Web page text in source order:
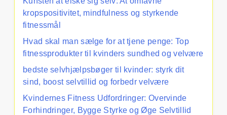
kropspositivitet, mindfulness og styrkende
fitnessmål
Hvad skal man sælge for at tjene penge: Top
fitnessprodukter til kvinders sundhed og velvære
bedste selvhjælpsbøger til kvinder: styrk dit
sind, boost selvtillid og forbedr velvære
Kvindernes Fitness Udfordringer: Overvinde
Forhindringer, Bygge Styrke og Øge Selvtillid